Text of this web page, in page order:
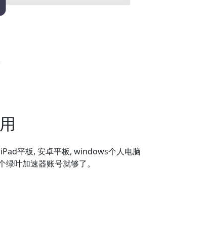
平板, 安卓平板, windows个人电脑
叶加速器账号就够了。